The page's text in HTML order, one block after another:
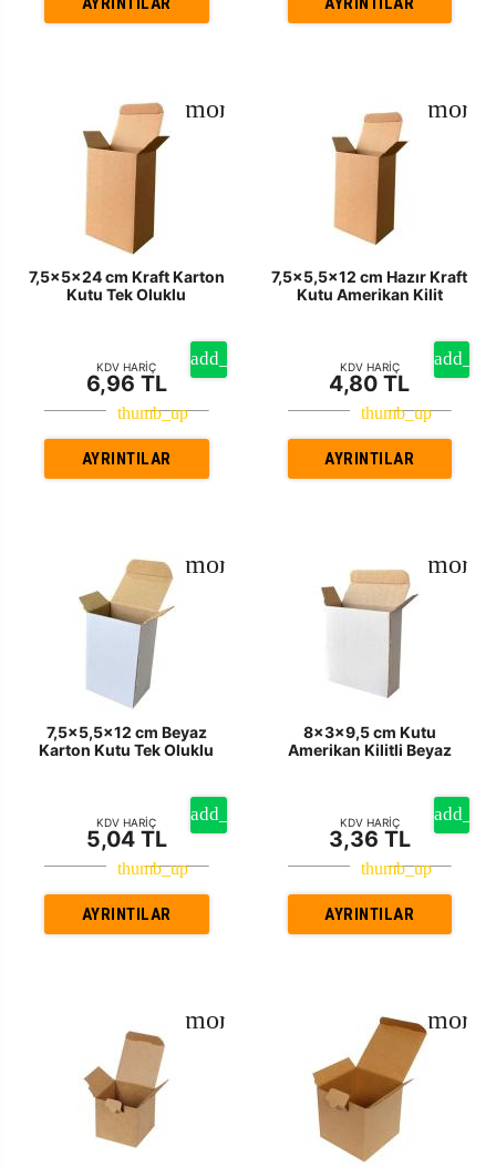
7,5x5x24 cm Kraft Karton
Kutu Tek Oluklu
KDV HARİÇ
6,96 TL
AYRINTILAR
7,5x5,5x12 cm Hazır Kraft
Kutu Amerikan Kilit
KDV HARİÇ
4,80 TL
AYRINTILAR
7,5x5,5x12 cm Beyaz
Karton Kutu Tek Oluklu
KDV HARİÇ
5,04 TL
AYRINTILAR
8x3x9,5 cm Kutu
Amerikan Kilitli Beyaz
KDV HARİÇ
3,36 TL
AYRINTILAR